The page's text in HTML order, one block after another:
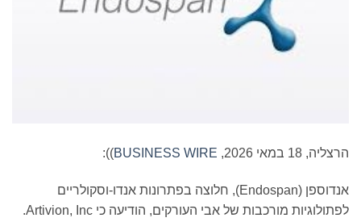
הרצליה, 18 במאי 2026, BUSINESS WIRE
)):
אנדוספן (Endospan), חלוצה בפתרונות אנדו-וסקולריים
לפתולוגיות מורכבות של אבי העורקים, הודיעה כי Artivion, Inc.